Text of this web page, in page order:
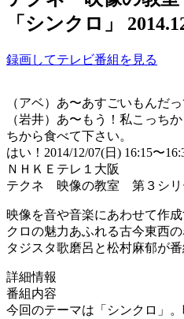
「シンクロ」
録画してテレビ番組を見る
（アベ）あ〜あすごいもんだっ
（岩井）あ〜もう！私こっち
ちから食べて下さい。
はい！2014/12/07(日) 16:15〜
ＮＨＫＥテレ１大阪
テクネ 映像の教室 第３シリ
映像を音や音楽にあわせて作
クロの魅力あふれる古今東西
タジスタ歌磨呂と松村麻郁が
詳細情報
番組内容
今回のテーマは「シンクロ」